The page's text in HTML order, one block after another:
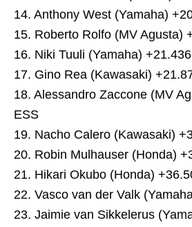
14. Anthony West (Yamaha)
15. Roberto Rolfo (MV Agusta)
16. Niki Tuuli (Yamaha) +21.436
17. Gino Rea (Kawasaki)
18. Alessandro Zaccone (MV
ESS
19. Nacho Calero (Kawasaki)
20. Robin Mulhauser (Honda)
21. Hikari Okubo (Honda)
22. Vasco van der Valk
23. Jaimie van Sikkelerus